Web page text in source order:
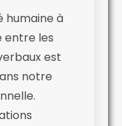
humaine à
entre les
est
notre